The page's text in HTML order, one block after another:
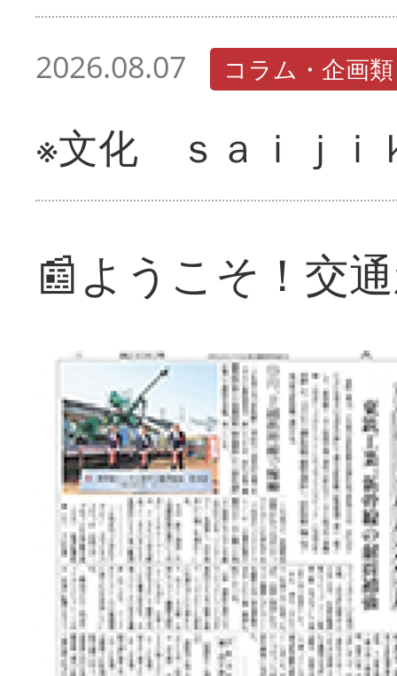
2026.08.07 コラム・企画類
※文化 ｓａｉｊ
📰ようこそ！交